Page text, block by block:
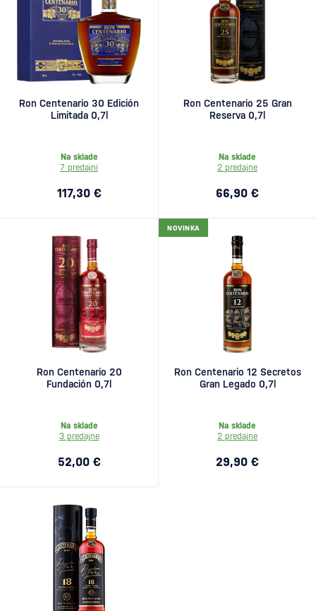
Ron Centenario 30 Edición
Limitada 0,7l
Na sklade
7 predajní
117,30 €
Ron Centenario 25 Gran
Reserva 0,7l
Na sklade
2 predajne
66,90 €
Ron Centenario 20
Fundación 0,7l
Na sklade
3 predajne
52,00 €
NOVINKA
Ron Centenario 12 Secretos
Gran Legado 0,7l
Na sklade
2 predajne
29,90 €